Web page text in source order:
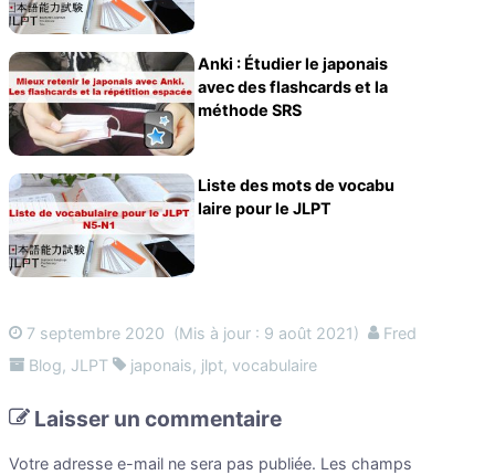
Anki : Étudier le japonais
avec des flashcards et la
méthode SRS
Liste des mots de vocabu
laire pour le JLPT
7 septembre 2020 (Mis à jour : 9 août 2021)
Fred
Blog, JLPT japonais, jlpt, vocabulaire
Laisser un commentaire
Votre adresse e-mail ne sera pas publiée. Les champs